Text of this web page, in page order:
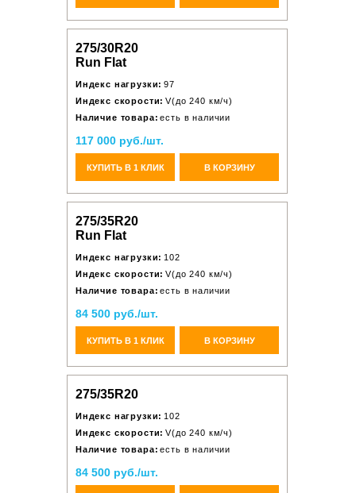
275/30R20
Run Flat
Индекс нагрузки: 97
Индекс скорости: V(до 240 км/ч)
Наличие товара: есть в наличии
117 000 руб./шт.
КУПИТЬ В 1 КЛИК В КОРЗИНУ
275/35R20
Run Flat
Индекс нагрузки: 102
Индекс скорости: V(до 240 км/ч)
Наличие товара: есть в наличии
84 500 руб./шт.
КУПИТЬ В 1 КЛИК В КОРЗИНУ
275/35R20
Индекс нагрузки: 102
Индекс скорости: V(до 240 км/ч)
Наличие товара: есть в наличии
84 500 руб./шт.